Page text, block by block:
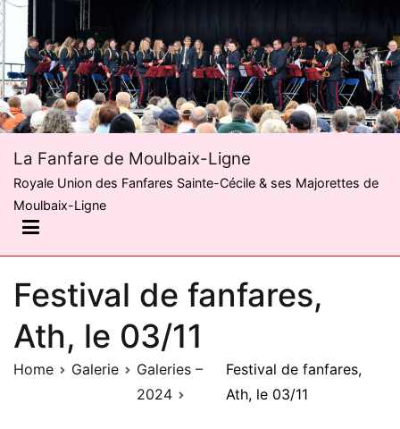
Skip
to
content
La Fanfare de Moulbaix-Ligne
Royale Union des Fanfares Sainte-Cécile & ses Majorettes de
Moulbaix-Ligne
Festival de fanfares,
Ath, le 03/11
Home Galerie
Galeries –
2024
Festival de fanfares,
Ath, le 03/11